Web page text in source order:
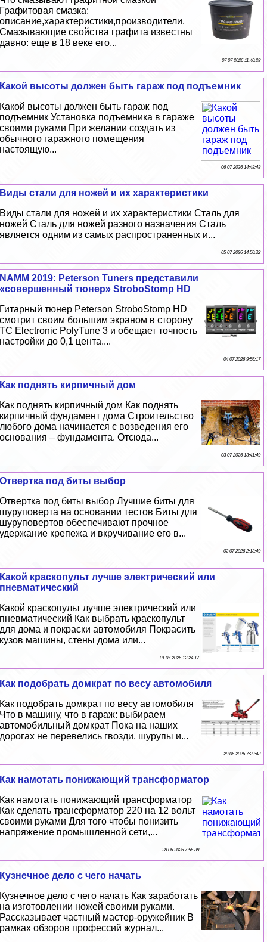
Графитовая смазка:
описание,хаpaктеристики,производители.
Смазывающие свойства графита известны
давно: еще в 18 веке его...
07 07 2026 11:40:28
Какой высоты должен быть гараж под подъемник
Какой высоты должен быть гараж под
подъемник Установка подъемника в гараже
своими руками При желании создать из
обычного гаражного помещения
настоящую...
06 07 2026 14:48:48
Виды стали для ножей и их хаpaктеристики
Виды стали для ножей и их хаpaктеристики Сталь для
ножей Сталь для ножей разного назначения Сталь
является одним из самых распространенных и...
05 07 2026 14:50:32
NAMM 2019: Peterson Tuners представили
«совершенный тюнер» StroboStomp HD
Гитарный тюнер Peterson StroboStomp HD
смотрит своим большим экраном в сторону
TC Electronic PolyTune 3 и обещает точность
настройки до 0,1 цента....
04 07 2026 9:56:17
Как поднять кирпичный дом
Как поднять кирпичный дом Как поднять
кирпичный фундамент дома Строительство
любого дома начинается с возведения его
основания – фундамента. Отсюда...
03 07 2026 13:41:49
Отвертка под биты выбор
Отвертка под биты выбор Лучшие биты для
шуруповерта на основании тестов Биты для
шуруповертов обеспечивают прочное
удержание крепежа и вкручивание его в...
02 07 2026 2:13:49
Какой краскопульт лучше электрический или
пневматический
Какой краскопульт лучше электрический или
пневматический Как выбрать краскопульт
для дома и покраски автомобиля Покрасить
кузов машины, стены дома или...
01 07 2026 12:24:17
Как подобрать домкрат по весу автомобиля
Как подобрать домкрат по весу автомобиля
Что в машину, что в гараж: выбираем
автомобильный домкрат Пока на наших
дорогах не перевелись гвозди, шурупы и...
29 06 2026 7:29:43
Как намотать понижающий трaнcформатор
Как намотать понижающий трaнcформатор
Как сделать трaнcформатор 220 на 12 вольт
своими руками Для того чтобы понизить
напряжение промышленной сети,...
28 06 2026 7:56:38
Кузнечное дело с чего начать
Кузнечное дело с чего начать Как заработать
на изготовлении ножей своими руками.
Рассказывает частный мастер-оружейник В
рамках обзоров профессий журнал...